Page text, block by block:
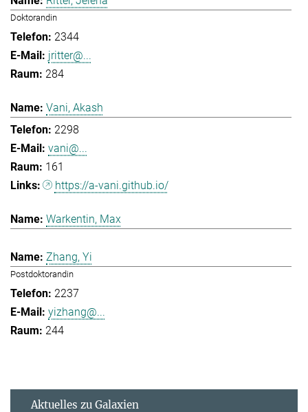
Doktorandin
2344
jritter@...
284
Vani, Akash
2298
vani@...
161
https://a-vani.github.io/
Warkentin, Max
Zhang, Yi
Postdoktorandin
2237
yizhang@...
244
Aktuelles zu Galaxien